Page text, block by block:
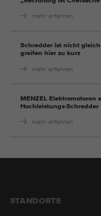
mehr erfahren
Schredder ist nicht
greifen hier zu kurz
mehr erfahren
MENZEL Elektromotoren
Hochleistungs-Schredder
mehr erfahren
STANDORTE